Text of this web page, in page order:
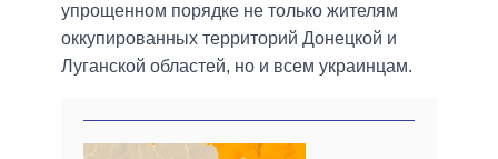
упрощенном порядке не только жителям
оккупированных территорий Донецкой и
Луганской областей, но и всем украинцам.